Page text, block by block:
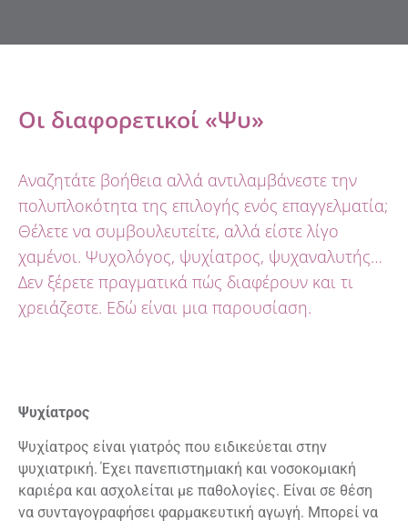
Οι διαφορετικοί «Ψυ»
Αναζητάτε βοήθεια αλλά αντιλαμβάνεστε την
πολυπλοκότητα της επιλογής ενός επαγγελματία;
Θέλετε να συμβουλευτείτε, αλλά είστε λίγο
χαμένοι. Ψυχολόγος, ψυχίατρος, ψυχαναλυτής…
Δεν ξέρετε πραγματικά πώς διαφέρουν και τι
χρειάζεστε. Εδώ είναι μια παρουσίαση.
Ψυχίατρος
Ψυχίατρος είναι γιατρός που ειδικεύεται στην
ψυχιατρική. Έχει πανεπιστημιακή και νοσοκομιακή
καριέρα και ασχολείται με παθολογίες. Είναι σε θέση
να συνταγογραφήσει φαρμακευτική αγωγή. Μπορεί να